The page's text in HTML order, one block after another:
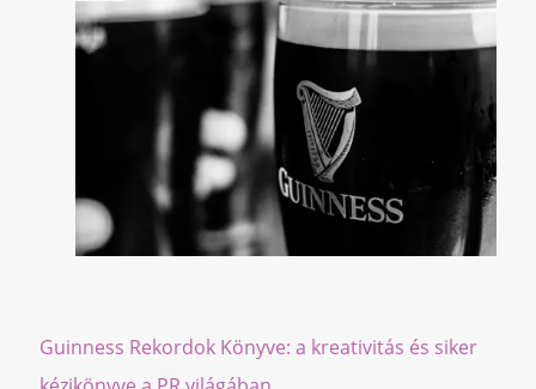
Guinness Rekordok Könyve: a kreativitás és siker